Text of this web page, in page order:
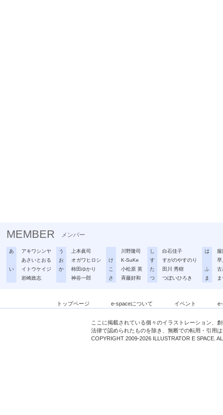
MEMBER メンバー
あ
アキワシンヤ
あさいとおる
い
イトウケイジ
岩崎政志
う
上本眞司
お
オガワヒロシ
か
柿田ゆかり
神谷一郎
川野隆司
け
K-SuKe
こ
小松原 英
さ
斉藤好和
し
白石佳子
す
すがのやすのり
た
田川 秀樹
つ
つぼいひろき
は
早
ふ
古
ま
トップページ e-spaceについて イベント
ここに掲載されている個々のイラストレーション、
法律で認められたものを除き、無断での転用・引用
COPYRIGHT 2009-2026 ILLUSTRATOR E SPACE.